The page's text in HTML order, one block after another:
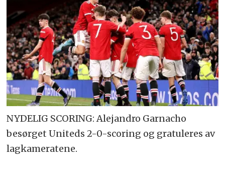
NYDELIG SCORING: Alejandro Garnacho
besørget Uniteds 2-0-scoring og gratuleres av
lagkameratene.